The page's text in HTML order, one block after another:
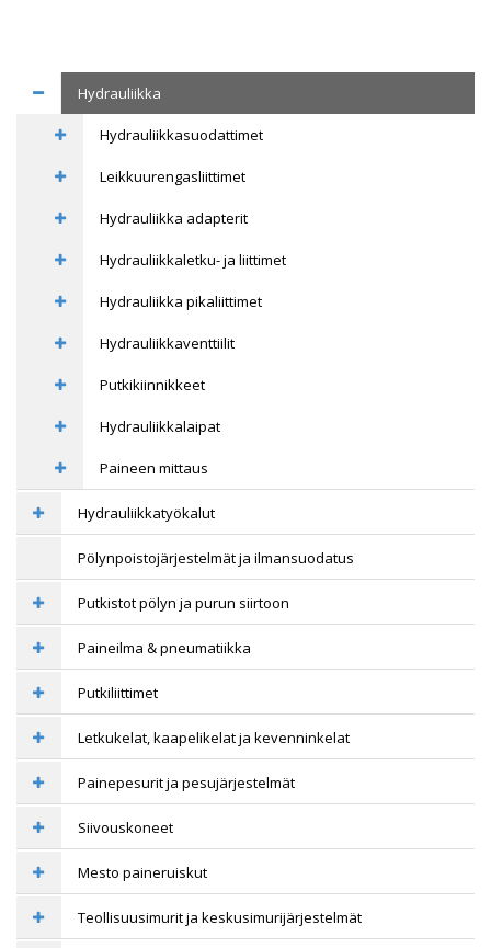
Hydrauliikka
Hydrauliikkasuodattimet
Leikkuurengasliittimet
Hydrauliikka adapterit
Hydrauliikkaletku- ja liittimet
Hydrauliikka pikaliittimet
Hydrauliikkaventtiilit
Putkikiinnikkeet
Hydrauliikkalaipat
Paineen mittaus
Hydrauliikkatyökalut
Pölynpoistojärjestelmät ja ilmansuodatus
Putkistot pölyn ja purun siirtoon
Paineilma & pneumatiikka
Putkiliittimet
Letkukelat, kaapelikelat ja kevenninkelat
Painepesurit ja pesujärjestelmät
Siivouskoneet
Mesto paineruiskut
Teollisuusimurit ja keskusimurijärjestelmät